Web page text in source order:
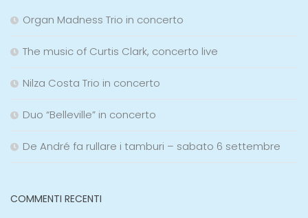
Organ Madness Trio in concerto
The music of Curtis Clark, concerto live
Nilza Costa Trio in concerto
Duo “Belleville” in concerto
De André fa rullare i tamburi – sabato 6 settembre
COMMENTI RECENTI